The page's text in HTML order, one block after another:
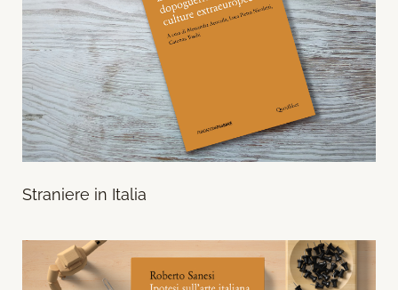
Straniere in Italia